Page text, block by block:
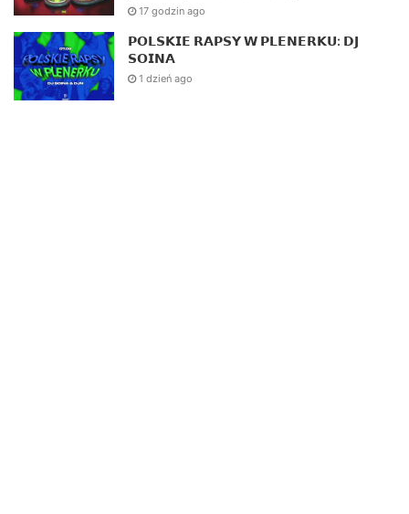
17 godzin ago
𝗣𝗢𝗟𝗦𝗞𝗜𝗘 𝗥𝗔𝗣𝗦𝗬 𝗪 𝗣𝗟𝗘𝗡𝗘𝗥𝗞𝗨: 𝗗𝗝
𝗦𝗢𝗜𝗡𝗔
1 dzień ago